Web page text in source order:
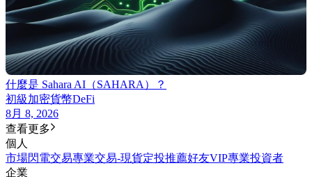
什麼是 Sahara AI（SAHARA）？
初級加密貨幣DeFi
8月 8, 2026
查看更多
個人
市場閃電交易專業交易-現貨定投推薦好友VIP專業投資者
企業